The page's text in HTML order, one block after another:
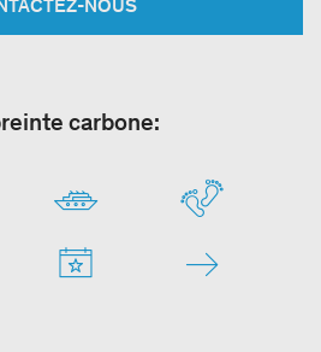
NOUS
carbone: